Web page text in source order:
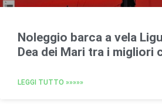
Noleggio barca a vela
Dea dei Mari tra i migliori
LEGGI TUTTO »»»»»